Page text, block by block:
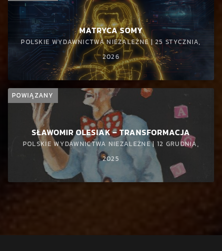
MATRYCA SOMY
POLSKIE WYDAWNICTWA NIEZALEŻNE | 25 STYCZNIA,
2026
POWIĄZANY
SŁAWOMIR OLESIAK – TRANSFORMACJA
POLSKIE WYDAWNICTWA NIEZALEŻNE | 12 GRUDNIA,
2025